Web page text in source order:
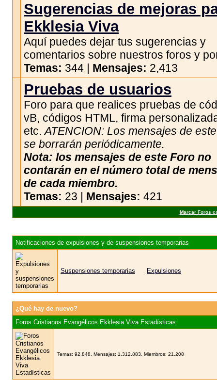
Sugerencias de mejoras
Ekklesia Viva
Aquí puedes dejar tus sugerencias y
comentarios sobre nuestros foros y
Temas: 344 | Mensajes: 2,413
Pruebas de usuarios
Foro para que realices pruebas de
vB, códigos HTML, firma
etc.ATENCION: Los mensajes de
se borrarán periódicamente.
Nota: los mensajes de este Foro no
contarán en el número total de
de cada miembro.
Temas: 23 | Mensajes: 421
Marcar Foros
Notificaciones de expulsiones y de suspensiones temporarias
Suspensiones temporarias Expulsiones
¿Qué hay de nuevo?
Foros Cristianos Evangélicos Ekklesia Viva Estadísticas
Temas: 92,848, Mensajes: 1,312,883, Miembros: 21,208